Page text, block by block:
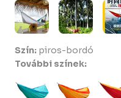
Szín: piros-bordó
További színek: